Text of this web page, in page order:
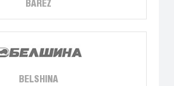
BAREZ
BELSHINA